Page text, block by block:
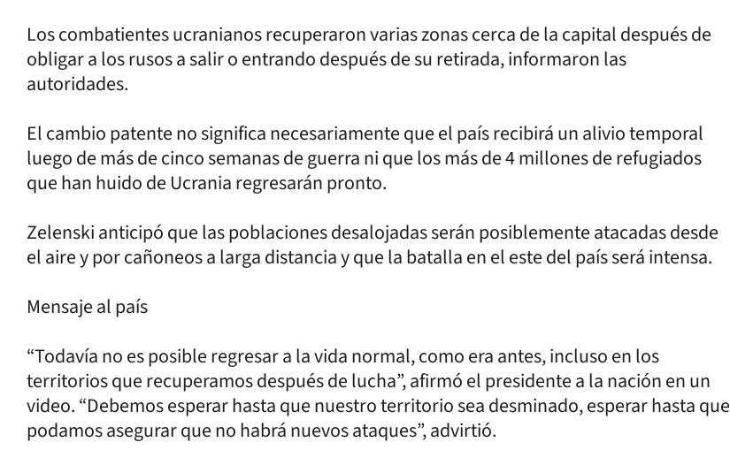
Los combatientes ucranianos recuperaron varias zonas cerca de la capital después de
obligar a los rusos a salir o entrando después de su retirada, informaron las
autoridades.
El cambio patente no significa necesariamente que el país recibirá un alivio temporal
luego de más de cinco semanas de guerra ni que los más de 4 millones de refugiados
que han huido de Ucrania regresarán pronto.
Zelenski anticipó que las poblaciones desalojadas serán posiblemente atacadas desde
el aire y por cañoneos a larga distancia y que la batalla en el este del país será intensa.
Mensaje al país
“Todavía no es posible regresar a la vida normal, como era antes, incluso en los
territorios que recuperamos después de lucha”, afirmó el presidente a la nación en un
video. “Debemos esperar hasta que nuestro territorio sea desminado, esperar hasta que
podamos asegurar que no habrá nuevos ataques”, advirtió.